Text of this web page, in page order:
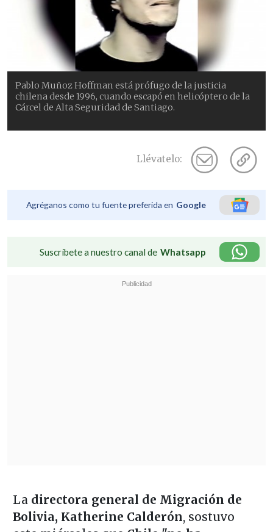
Pablo Muñoz Hoffman está prófugo de la justicia
chilena desde 1996, cuando escapó en helicóptero de la
Cárcel de Alta Seguridad de Santiago.
Llévatelo:
Agréganos como tu fuente preferida en Google
Suscríbete a nuestro canal de Whatsapp
La directora general de Migración de
Bolivia, Katherine Calderón, sostuvo